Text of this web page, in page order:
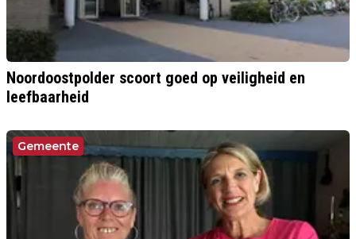
Noordoostpolder scoort goed op veiligheid en
leefbaarheid
Gemeente